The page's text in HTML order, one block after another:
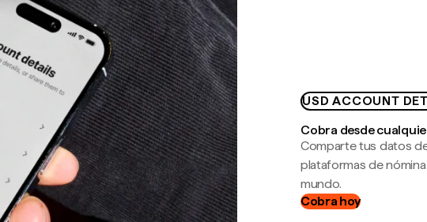
USD ACCOUNT
Cobra desde
Comparte tus datos
plataformas de
mundo.
Cobra hoy